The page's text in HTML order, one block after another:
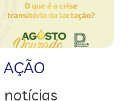
AÇÃO
notícias